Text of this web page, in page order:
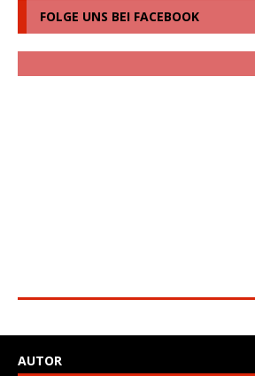
FOLGE UNS BEI FACEBOOK
AUTOR